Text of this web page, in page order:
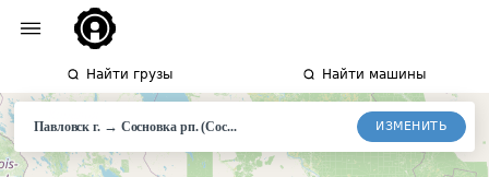
Найти грузы Найти машины
Павловск г.→ Сосновка рп. (Сос... ИЗМЕНИТЬ